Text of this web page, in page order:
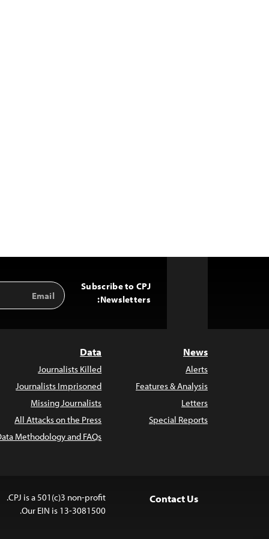
Subscribe to CPJ
Newsletters:
Email
Address
News
Alerts
Features & Analysis
Letters
Special Reports
Data
Journalists Killed
Journalists Imprisoned
Missing Journalists
All Attacks on the Press
Methodology and FAQs
Contact Us
CPJ is a 501(c)3 non-profit.
Our EIN is 13-3081500.